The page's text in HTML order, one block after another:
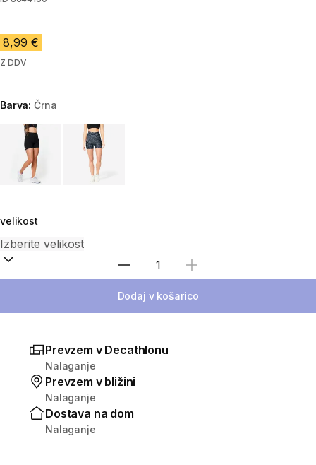
8,99 €
Z DDV
Barva:Črna
Choose a variant
velikost
Izberite količino
Dodaj v košarico
Prevzem v Decathlonu
Nalaganje
Prevzem v bližini
Nalaganje
Dostava na dom
Nalaganje